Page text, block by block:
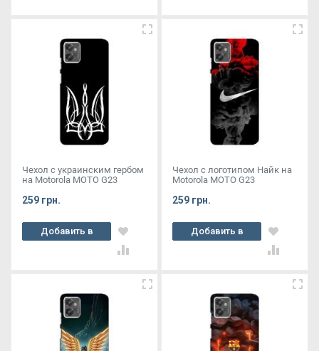
Чехол с украинским гербом
на Motorola MOTO G23
259 грн.
Добавить в
корзину
Чехол с логотипом Найк на
Motorola MOTO G23
259 грн.
Добавить в
корзину